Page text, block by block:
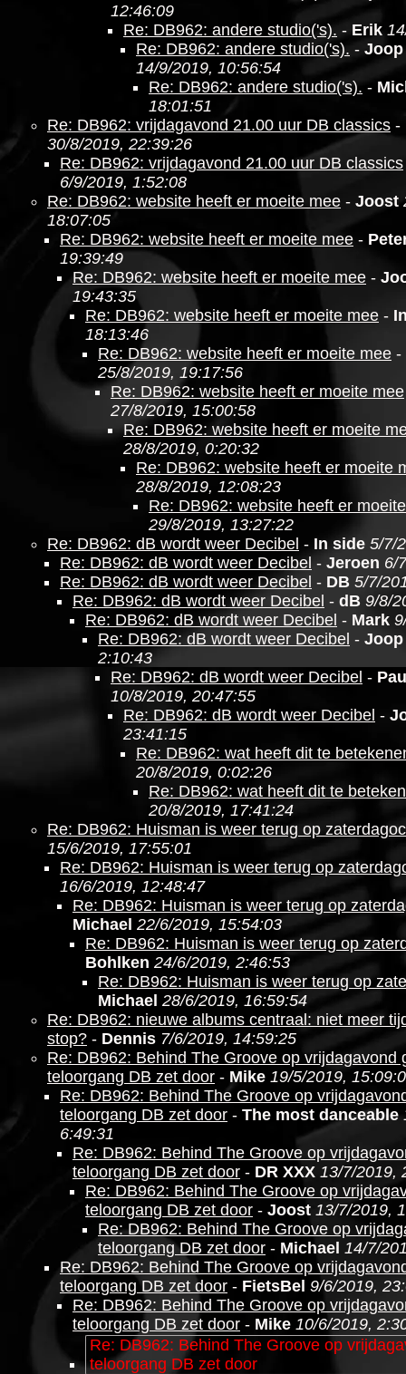
12:46:09
Re: DB962: andere studio('s). - Erik
Re: DB962: andere studio('s). -
14/9/2019, 10:56:54
Re: DB962: andere studio('s). -
18:01:51
Re: DB962: vrijdagavond 21.00 uur DB classics -
30/8/2019, 22:39:26
Re: DB962: vrijdagavond 21.00 uur DB classics
6/9/2019, 1:52:08
Re: DB962: website heeft er moeite mee - Joost
18:07:05
Re: DB962: website heeft er moeite mee -
19:39:49
Re: DB962: website heeft er moeite mee -
19:43:35
Re: DB962: website heeft er moeite mee -
18:13:46
Re: DB962: website heeft er moeite mee -
25/8/2019, 19:17:56
Re: DB962: website heeft er moeite mee
27/8/2019, 15:00:58
Re: DB962: website heeft er moeite
28/8/2019, 0:20:32
Re: DB962: website heeft er moeite
28/8/2019, 12:08:23
Re: DB962: website heeft er
29/8/2019, 13:27:22
Re: DB962: dB wordt weer Decibel - In side 5/7/
Re: DB962: dB wordt weer Decibel - Jeroen 6/
Re: DB962: dB wordt weer Decibel - DB 5/7/
Re: DB962: dB wordt weer Decibel - dB 9/8/
Re: DB962: dB wordt weer Decibel - Mark
Re: DB962: dB wordt weer Decibel - Joop
2:10:43
Re: DB962: dB wordt weer Decibel -
10/8/2019, 20:47:55
Re: DB962: dB wordt weer Decibel -
23:41:15
Re: DB962: wat heeft dit te
20/8/2019, 0:02:26
Re: DB962: wat heeft dit te
20/8/2019, 17:41:24
Re: DB962: Huisman is weer terug op
15/6/2019, 17:55:01
Re: DB962: Huisman is weer terug op
16/6/2019, 12:48:47
Re: DB962: Huisman is weer terug op
Michael 22/6/2019, 15:54:03
Re: DB962: Huisman is weer terug op
Bohlken 24/6/2019, 2:46:53
Re: DB962: Huisman is weer terug op
Michael 28/6/2019, 16:59:54
Re: DB962: nieuwe albums centraal: niet meer
stop? - Dennis 7/6/2019, 14:59:25
Re: DB962: Behind The Groove op vrijdagavond
teloorgang DB zet door - Mike 19/5/2019,
Re: DB962: Behind The Groove op
teloorgang DB zet door - The most danceable
6:49:31
Re: DB962: Behind The Groove op
teloorgang DB zet door - DR XXX 13/7/2019,
Re: DB962: Behind The Groove op
teloorgang DB zet door - Joost 13/7/2019,
Re: DB962: Behind The Groove op
teloorgang DB zet door - Michael 14/7/
Re: DB962: Behind The Groove op
teloorgang DB zet door - FietsBel 9/6/2019,
Re: DB962: Behind The Groove op
teloorgang DB zet door - Mike 10/6/2019,
Re: DB962: Behind The Groove op
teloorgang DB zet door